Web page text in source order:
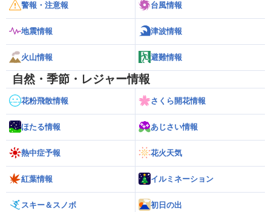
警報・注意報 台風情報
地震情報 津波情報
火山情報 避難情報
自然・季節・レジャー情報
花粉飛散情報 さくら開花情報
ほたる情報 あじさい情報
熱中症予報 花火天気
紅葉情報 イルミネーション
スキー＆スノボ 初日の出